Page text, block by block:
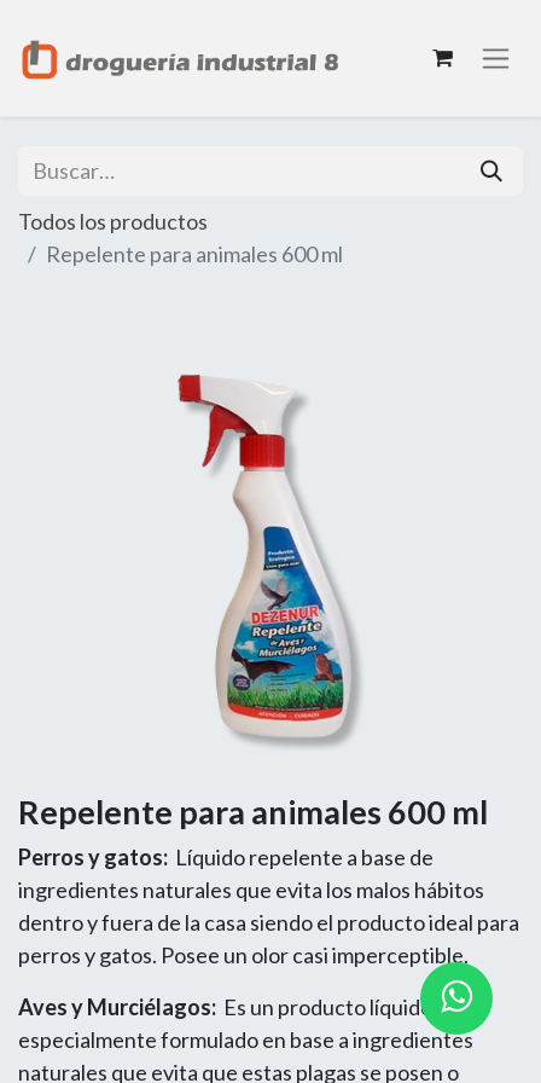
Todos los productos
Repelente para animales 600 ml
Repelente para animales 600 ml
Perros y gatos: Líquido repelente a base de
ingredientes naturales que evita los malos hábitos
dentro y fuera de la casa siendo el producto ideal para
perros y gatos. Posee un olor casi imperceptible.
Aves y Murciélagos: Es un producto líquido
especialmente formulado en base a ingredientes
naturales que evita que estas plagas se posen o